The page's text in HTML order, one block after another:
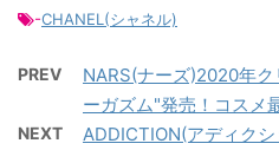
-CHANEL(シャネル)
PREV
NARS(ナーズ)2020年
ーガズム"発売！コスメ
NEXT
ADDICTION(アディク